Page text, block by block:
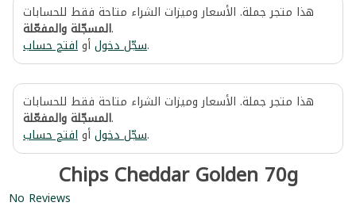
هذا متجر جملة. الأسعار وميزات الشراء متاحة فقط للحسابات
المسجّلة والمفعّلة.
سجّل دخولأوافتح حساب .
هذا متجر جملة. الأسعار وميزات الشراء متاحة فقط للحسابات
المسجّلة والمفعّلة.
سجّل دخولأوافتح حساب .
Chips Cheddar Golden 70g
No Reviews